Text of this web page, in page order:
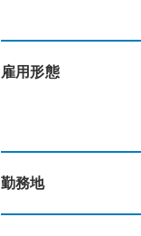
雇用形態
勤務地